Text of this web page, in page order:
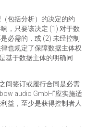
包括分析）的决定的约
，只要该决定 (1) 对于数
必需的，或 (2) 未经控制
也规定了保障数据主体权
基于数据主体的明确同
间签订或履行合同是必需
audio GmbH”应实施适
益，至少是获得控制者人